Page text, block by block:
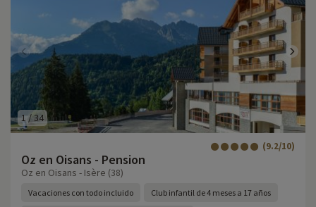
1/34
Oz en Oisans - Pension
(9.2/10)
Oz en Oisans - Isère (38)
Vacaciones con todo incluido Club infantil de 4 meses a 17 años